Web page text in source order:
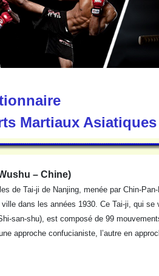
Martiaux Asiatiques
– Chine)
de Tai-ji de Nanjing, menée par Chin-
dans les années 1930. Ce Tai-ji, qui se
san-shu), est composé de 99
approche confucianiste, l’autre en